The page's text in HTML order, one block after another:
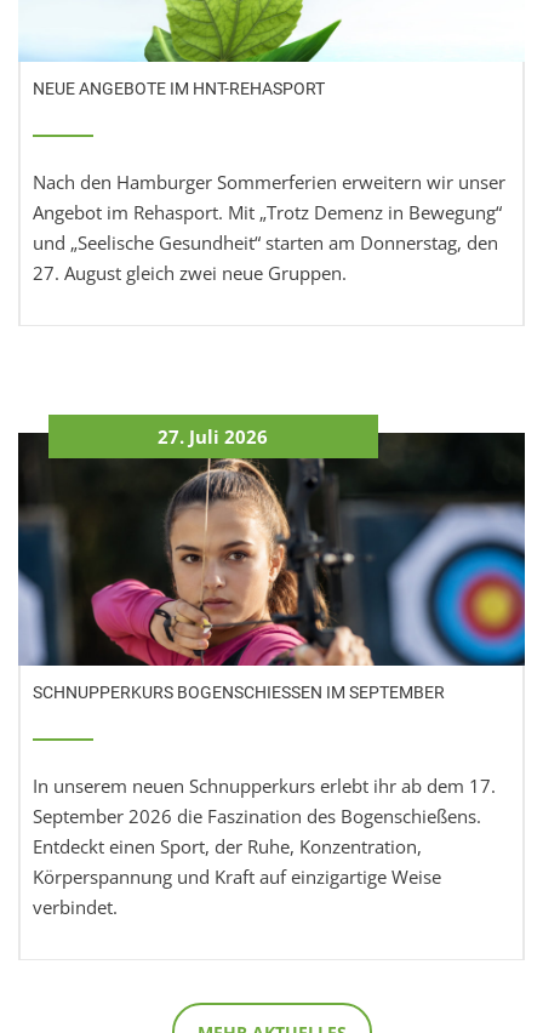
NEUE ANGEBOTE IM HNT-REHASPORT
Nach den Hamburger Sommerferien erweitern wir unser
Angebot im Rehasport. Mit „Trotz Demenz in Bewegung“
und „Seelische Gesundheit“ starten am Donnerstag, den
27. August gleich zwei neue Gruppen.
27. Juli 2026
SCHNUPPERKURS BOGENSCHIESSEN IM SEPTEMBER
In unserem neuen Schnupperkurs erlebt ihr ab dem 17.
September 2026 die Faszination des Bogenschießens.
Entdeckt einen Sport, der Ruhe, Konzentration,
Körperspannung und Kraft auf einzigartige Weise
verbindet.